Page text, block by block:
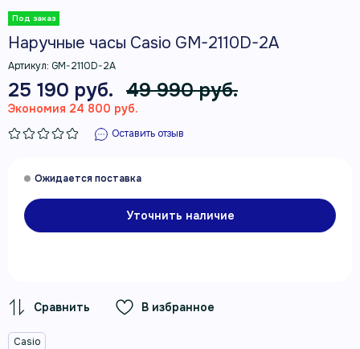
Наручные часы Casio GM-2110D-2A
Артикул: GM-2110D-2A
25 190 руб. 49 990 руб.
Экономия 24 800 руб.
Оставить отзыв
Уточнить наличие
В избранное
Casio